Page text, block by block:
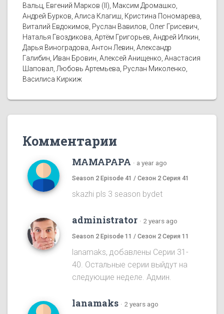
Вальц, Евгений Марков (II), Максим Дромашко,
Андрей Бурков, Алиса Клагиш, Кристина Пономарева,
Виталий Евдокимов, Руслан Вавилов, Олег Грисевич,
Наталья Гвоздикова, Артём Григорьев, Андрей Илкин,
Дарья Виноградова, Антон Левин, Александр
Галибин, Иван Бровин, Алексей Анищенко, Анастасия
Шаповал, Любовь Артемьева, Руслан Миколенко,
Василиса Киркиж
Комментарии
MAMAPAPA · a year ago
Season 2 Episode 41 / Сезон 2 Серия 41
skazhi pls 3 season bydet
administrator · 2 years ago
Season 2 Episode 11 / Сезон 2 Серия 11
lanamaks, добавлены Серии 31-
40. Остальные серии выйдут на
следующие неделе. Админ.
lanamaks · 2 years ago